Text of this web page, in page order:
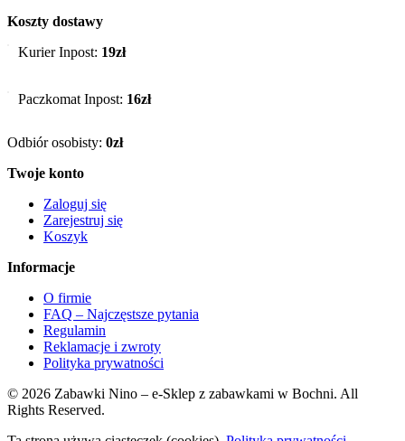
Koszty dostawy
Kurier Inpost: 19zł
Paczkomat Inpost: 16zł
Odbiór osobisty: 0zł
Twoje konto
Zaloguj się
Zarejestruj się
Koszyk
Informacje
O firmie
FAQ – Najczęstsze pytania
Regulamin
Reklamacje i zwroty
Polityka prywatności
© 2026 Zabawki Nino – e-Sklep z zabawkami w Bochni. All
Rights Reserved.